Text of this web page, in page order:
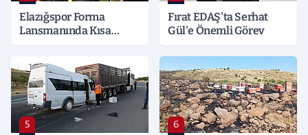
Elazığspor Forma
Lansmanında Kısa
Fırat EDAŞ'ta Serhat
Gül'e Önemli Görev
5 6